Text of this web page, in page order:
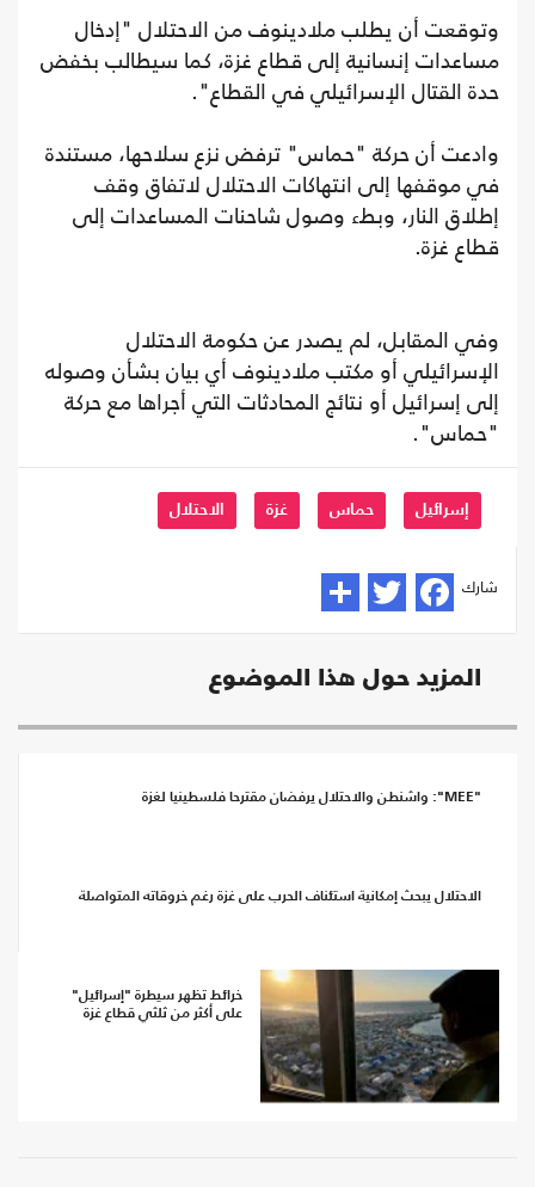
وتوقعت أن يطلب ملادينوف من الاحتلال "إدخال
مساعدات إنسانية إلى قطاع غزة، كما سيطالب بخفض
حدة القتال الإسرائيلي في القطاع".
وادعت أن حركة "حماس" ترفض نزع سلاحها، مستندة
في موقفها إلى انتهاكات الاحتلال لاتفاق وقف
إطلاق النار، وبطء وصول شاحنات المساعدات إلى
قطاع غزة.
وفي المقابل، لم يصدر عن حكومة الاحتلال
الإسرائيلي أو مكتب ملادينوف أي بيان بشأن وصوله
إلى إسرائيل أو نتائج المحادثات التي أجراها مع حركة
"حماس".
إسرائيل حماس غزة الاحتلال
شارك
المزيد حول هذا الموضوع
"MEE": واشنطن والاحتلال يرفضان مقترحا فلسطينيا لغزة
الاحتلال يبحث إمكانية استئناف الحرب على غزة رغم خروقاته المتواصلة
خرائط تظهر سيطرة "إسرائيل"
على أكثر من ثلثي قطاع غزة